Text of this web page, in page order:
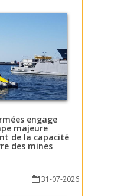
engage
majeure
de la capacité
des mines
31-07-2026